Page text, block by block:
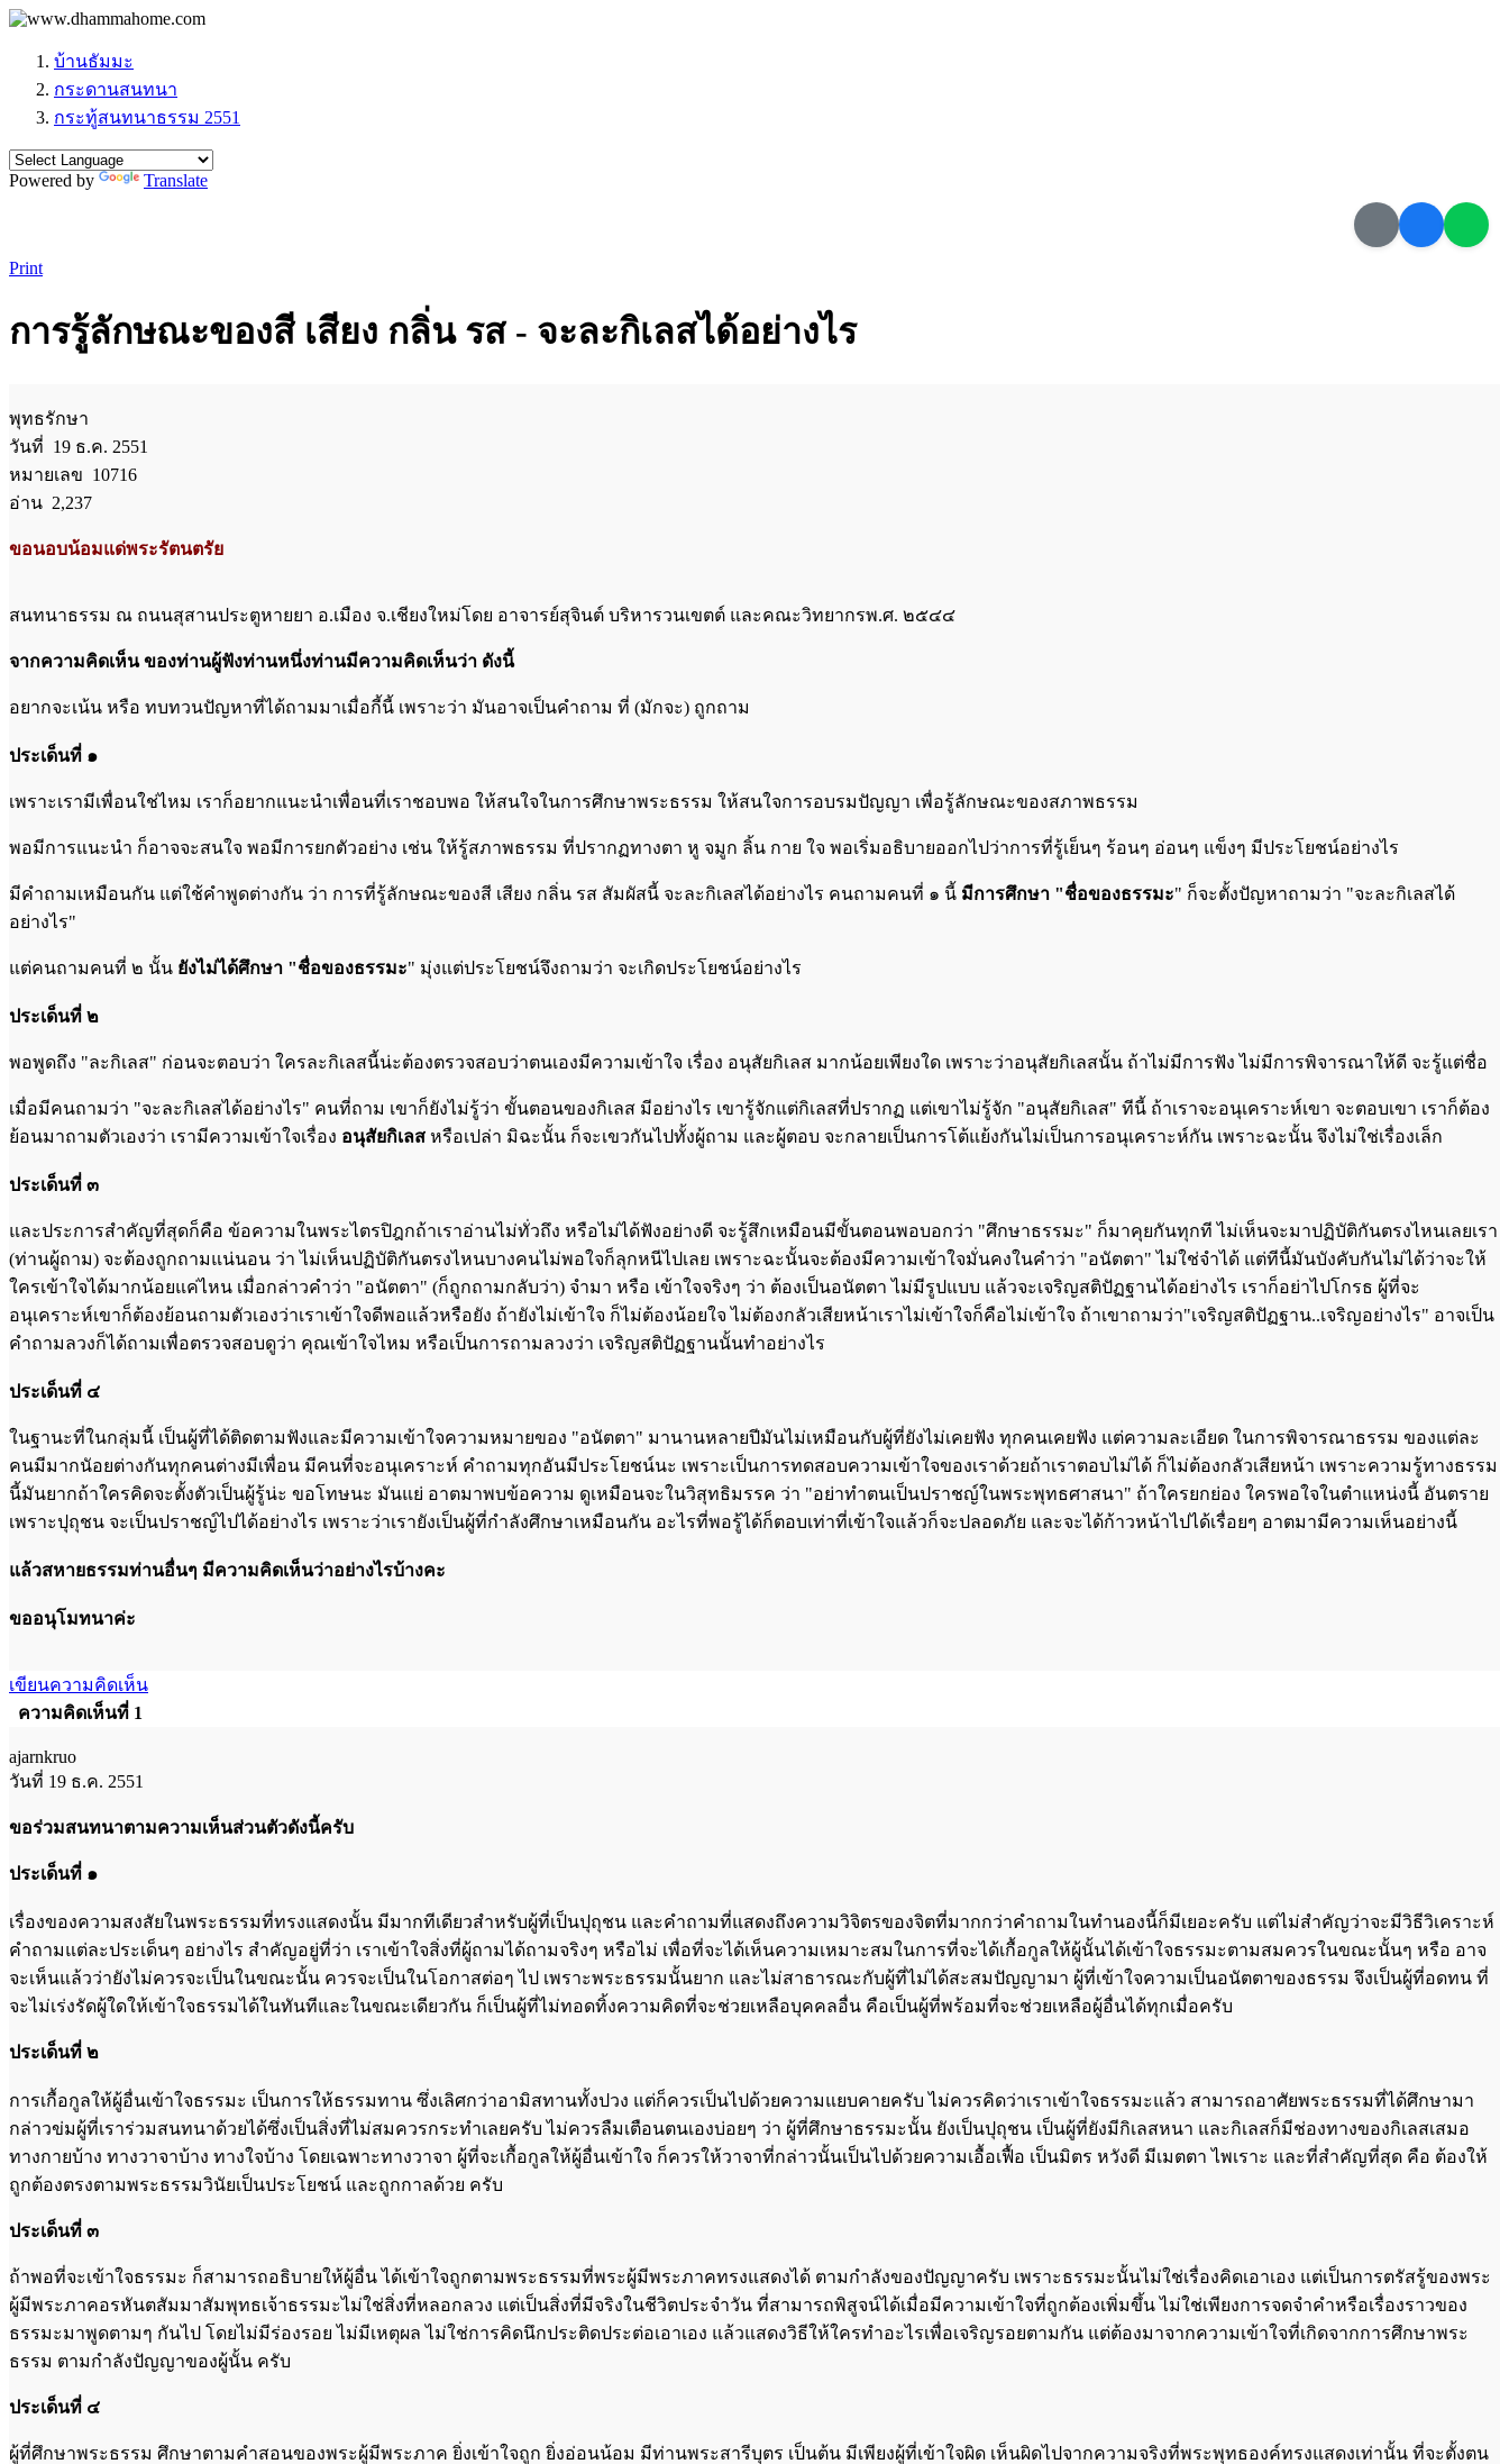
บ้านธัมมะ
กระดานสนทนา
กระทู้สนทนาธรรม 2551
Powered by Translate
Print
การรู้ลักษณะของสี เสียง กลิ่น รส - จะละกิเลสได้อย่างไร
พุทธรักษา
วันที่ 19 ธ.ค. 2551
หมายเลข 10716
อ่าน 2,237
ขอนอบน้อมแด่พระรัตนตรัย
สนทนาธรรม ณ ถนนสุสานประตูหายยา อ.เมือง จ.เชียงใหม่โดย อาจารย์สุจินต์ บริหารวนเขตต์ และคณะวิทยากรพ.ศ. ๒๕๔๔
จากความคิดเห็น ของท่านผู้ฟังท่านหนึ่งท่านมีความคิดเห็นว่า ดังนี้
อยากจะเน้น หรือ ทบทวนปัญหาที่ได้ถามมาเมื่อกี้นี้ เพราะว่า มันอาจเป็นคำถาม ที่ (มักจะ) ถูกถาม
ประเด็นที่ ๑
เพราะเรามีเพื่อนใช่ไหม เราก็อยากแนะนำเพื่อนที่เราชอบพอ ให้สนใจในการศึกษาพระธรรม ให้สนใจการอบรมปัญญา เพื่อรู้ลักษณะของสภาพธรรม
พอมีการแนะนำ ก็อาจจะสนใจ พอมีการยกตัวอย่าง เช่น ให้รู้สภาพธรรม ที่ปรากฏทางตา หู จมูก ลิ้น กาย ใจ พอเริ่มอธิบายออกไปว่าการที่รู้เย็นๆ ร้อนๆ อ่อนๆ แข็งๆ มีประโยชน์อย่างไร
มีคำถามเหมือนกัน แต่ใช้คำพูดต่างกัน ว่า การที่รู้ลักษณะของสี เสียง กลิ่น รส สัมผัสนี้ จะละกิเลสได้อย่างไร คนถามคนที่ ๑ นี้ มีการศึกษา "ชื่อของธรรมะ" ก็จะตั้งปัญหาถามว่า "จะละกิเลสได้
อย่างไร"
แต่คนถามคนที่ ๒ นั้น ยังไม่ได้ศึกษา "ชื่อของธรรมะ" มุ่งแต่ประโยชน์จึงถามว่า จะเกิดประโยชน์อย่างไร
ประเด็นที่ ๒
พอพูดถึง "ละกิเลส" ก่อนจะตอบว่า ใครละกิเลสนี้น่ะต้องตรวจสอบว่าตนเองมีความเข้าใจ เรื่อง อนุสัยกิเลส มากน้อยเพียงใด เพราะว่าอนุสัยกิเลสนั้น ถ้าไม่มีการฟัง ไม่มีการพิจารณาให้ดี จะรู้แต่ชื่อ
เมื่อมีคนถามว่า "จะละกิเลสได้อย่างไร" คนที่ถาม เขาก็ยังไม่รู้ว่า ขั้นตอนของกิเลส มีอย่างไร เขารู้จักแต่กิเลสที่ปรากฏ แต่เขาไม่รู้จัก "อนุสัยกิเลส" ทีนี้ ถ้าเราจะอนุเคราะห์เขา จะตอบเขา เราก็ต้อง
ย้อนมาถามตัวเองว่า เรามีความเข้าใจเรื่อง อนุสัยกิเลส หรือเปล่า มิฉะนั้น ก็จะเขวกันไปทั้งผู้ถาม และผู้ตอบ จะกลายเป็นการโต้แย้งกันไม่เป็นการอนุเคราะห์กัน เพราะฉะนั้น จึงไม่ใช่เรื่องเล็ก
ประเด็นที่ ๓
และประการสำคัญที่สุดก็คือ ข้อความในพระไตรปิฎกถ้าเราอ่านไม่ทั่วถึง หรือไม่ได้ฟังอย่างดี จะรู้สึกเหมือนมีขั้นตอนพอบอกว่า "ศึกษาธรรมะ" ก็มาคุยกันทุกที ไม่เห็นจะมาปฏิบัติกันตรงไหนเลยเรา
(ท่านผู้ถาม) จะต้องถูกถามแน่นอน ว่า ไม่เห็นปฏิบัติกันตรงไหนบางคนไม่พอใจก็ลุกหนีไปเลย เพราะฉะนั้นจะต้องมีความเข้าใจมั่นคงในคำว่า "อนัตตา" ไม่ใช่จำได้ แต่ทีนี้มันบังคับกันไม่ได้ว่าจะให้
ใครเข้าใจได้มากน้อยแค่ไหน เมื่อกล่าวคำว่า "อนัตตา" (ก็ถูกถามกลับว่า) จำมา หรือ เข้าใจจริงๆ ว่า ต้องเป็นอนัตตา ไม่มีรูปแบบ แล้วจะเจริญสติปัฏฐานได้อย่างไร เราก็อย่าไปโกรธ ผู้ที่จะ
อนุเคราะห์เขาก็ต้องย้อนถามตัวเองว่าเราเข้าใจดีพอแล้วหรือยัง ถ้ายังไม่เข้าใจ ก็ไม่ต้องน้อยใจ ไม่ต้องกลัวเสียหน้าเราไม่เข้าใจก็คือไม่เข้าใจ ถ้าเขาถามว่า"เจริญสติปัฏฐาน..เจริญอย่างไร" อาจเป็น
คำถามลวงก็ได้ถามเพื่อตรวจสอบดูว่า คุณเข้าใจไหม หรือเป็นการถามลวงว่า เจริญสติปัฏฐานนั้นทำอย่างไร
ประเด็นที่ ๔
ในฐานะที่ในกลุ่มนี้ เป็นผู้ที่ได้ติดตามฟังและมีความเข้าใจความหมายของ "อนัตตา" มานานหลายปีมันไม่เหมือนกับผู้ที่ยังไม่เคยฟัง ทุกคนเคยฟัง แต่ความละเอียด ในการพิจารณาธรรม ของแต่ละ
คนมีมากนัอยต่างกันทุกคนต่างมีเพื่อน มีคนที่จะอนุเคราะห์ คำถามทุกอันมีประโยชน์นะ เพราะเป็นการทดสอบความเข้าใจของเราด้วยถ้าเราตอบไม่ได้ ก็ไม่ต้องกลัวเสียหน้า เพราะความรู้ทางธรรม
นี้มันยากถ้าใครคิดจะตั้งตัวเป็นผู้รู้น่ะ ขอโทษนะ มันแย่ อาตมาพบข้อความ ดูเหมือนจะในวิสุทธิมรรค ว่า "อย่าทำตนเป็นปราชญ์ในพระพุทธศาสนา" ถ้าใครยกย่อง ใครพอใจในตำแหน่งนี้ อันตราย
เพราะปุถุชน จะเป็นปราชญ์ไปได้อย่างไร เพราะว่าเรายังเป็นผู้ที่กำลังศึกษาเหมือนกัน อะไรที่พอรู้ได้ก็ตอบเท่าที่เข้าใจแล้วก็จะปลอดภัย และจะได้ก้าวหน้าไปได้เรื่อยๆ อาตมามีความเห็นอย่างนี้
แล้วสหายธรรมท่านอื่นๆ มีความคิดเห็นว่าอย่างไรบ้างคะ
ขออนุโมทนาค่ะ
เขียนความคิดเห็น
ความคิดเห็นที่ 1
ajarnkruo
วันที่ 19 ธ.ค. 2551
ขอร่วมสนทนาตามความเห็นส่วนตัวดังนี้ครับ
ประเด็นที่ ๑
เรื่องของความสงสัยในพระธรรมที่ทรงแสดงนั้น มีมากทีเดียวสำหรับผู้ที่เป็นปุถุชน และคำถามที่แสดงถึงความวิจิตรของจิตที่มากกว่าคำถามในทำนองนี้ก็มีเยอะครับ แต่ไม่สำคัญว่าจะมีวิธีวิเคราะห์
คำถามแต่ละประเด็นๆ อย่างไร สำคัญอยู่ที่ว่า เราเข้าใจสิ่งที่ผู้ถามได้ถามจริงๆ หรือไม่ เพื่อที่จะได้เห็นความเหมาะสมในการที่จะได้เกื้อกูลให้ผู้นั้นได้เข้าใจธรรมะตามสมควรในขณะนั้นๆ หรือ อาจ
จะเห็นแล้วว่ายังไม่ควรจะเป็นในขณะนั้น ควรจะเป็นในโอกาสต่อๆ ไป เพราะพระธรรมนั้นยาก และไม่สาธารณะกับผู้ที่ไม่ได้สะสมปัญญามา ผู้ที่เข้าใจความเป็นอนัตตาของธรรม จึงเป็นผู้ที่อดทน ที่
จะไม่เร่งรัดผู้ใดให้เข้าใจธรรมได้ในทันทีและในขณะเดียวกัน ก็เป็นผู้ที่ไม่ทอดทิ้งความคิดที่จะช่วยเหลือบุคคลอื่น คือเป็นผู้ที่พร้อมที่จะช่วยเหลือผู้อื่นได้ทุกเมื่อครับ
ประเด็นที่ ๒
การเกื้อกูลให้ผู้อื่นเข้าใจธรรมะ เป็นการให้ธรรมทาน ซึ่งเลิศกว่าอามิสทานทั้งปวง แต่ก็ควรเป็นไปด้วยความแยบคายครับ ไม่ควรคิดว่าเราเข้าใจธรรมะแล้ว สามารถอาศัยพระธรรมที่ได้ศึกษามา
กล่าวข่มผู้ที่เราร่วมสนทนาด้วยได้ซึ่งเป็นสิ่งที่ไม่สมควรกระทำเลยครับ ไม่ควรลืมเตือนตนเองบ่อยๆ ว่า ผู้ที่ศึกษาธรรมะนั้น ยังเป็นปุถุชน เป็นผู้ที่ยังมีกิเลสหนา และกิเลสก็มีช่องทางของกิเลสเสมอ
ทางกายบ้าง ทางวาจาบ้าง ทางใจบ้าง โดยเฉพาะทางวาจา ผู้ที่จะเกื้อกูลให้ผู้อื่นเข้าใจ ก็ควรให้วาจาที่กล่าวนั้นเป็นไปด้วยความเอื้อเฟื้อ เป็นมิตร หวังดี มีเมตตา ไพเราะ และที่สำคัญที่สุด คือ ต้องให้
ถูกต้องตรงตามพระธรรมวินัยเป็นประโยชน์ และถูกกาลด้วย ครับ
ประเด็นที่ ๓
ถ้าพอที่จะเข้าใจธรรมะ ก็สามารถอธิบายให้ผู้อื่น ได้เข้าใจถูกตามพระธรรมที่พระผู้มีพระภาคทรงแสดงได้ ตามกำลังของปัญญาครับ เพราะธรรมะนั้นไม่ใช่เรื่องคิดเอาเอง แต่เป็นการตรัสรู้ของพระ
ผู้มีพระภาคอรหันตสัมมาสัมพุทธเจ้าธรรมะไม่ใช่สิ่งที่หลอกลวง แต่เป็นสิ่งที่มีจริงในชีวิตประจำวัน ที่สามารถพิสูจน์ได้เมื่อมีความเข้าใจที่ถูกต้องเพิ่มขึ้น ไม่ใช่เพียงการจดจำคำหรือเรื่องราวของ
ธรรมะมาพูดตามๆ กันไป โดยไม่มีร่องรอย ไม่มีเหตุผล ไม่ใช่การคิดนึกประติดประต่อเอาเอง แล้วแสดงวิธีให้ใครทำอะไรเพื่อเจริญรอยตามกัน แต่ต้องมาจากความเข้าใจที่เกิดจากการศึกษาพระ
ธรรม ตามกำลังปัญญาของผู้นั้น ครับ
ประเด็นที่ ๔
ผู้ที่ศึกษาพระธรรม ศึกษาตามคำสอนของพระผู้มีพระภาค ยิ่งเข้าใจถูก ยิ่งอ่อนน้อม มีท่านพระสารีบุตร เป็นต้น มีเพียงผู้ที่เข้าใจผิด เห็นผิดไปจากความจริงที่พระพุทธองค์ทรงแสดงเท่านั้น ที่จะตั้งตน